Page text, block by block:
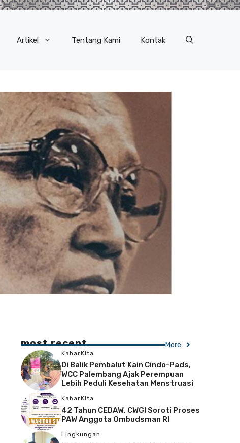
Artikel Tentang Kami Kontak
most recent More
KabarKita
Di Balik Pembalut Kain Cindo-Pads,
WCC Palembang Ajak Perempuan
Lebih Peduli Kesehatan Menstruasi
KabarKita
42 Tahun CEDAW, CWGI Soroti Proses
PAW Anggota Ombudsman RI
Lingkungan